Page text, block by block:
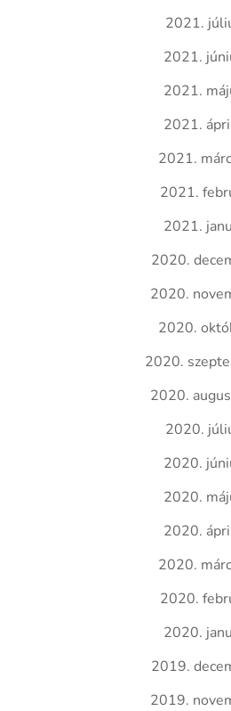
2021.
2021.
2021.
2021.
2021.
2021.
2021.
2020.
2020.
2020.
2020.
2020.
2020.
2020.
2020.
2020.
2020.
2020.
2020.
2019.
2019.